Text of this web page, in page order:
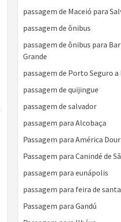
passagem de Maceió para
passagem de ônibus
passagem de ônibus para
Grande
passagem de Porto Seguro
passagem de quijingue
passagem de salvador
passagem para Alcobaça
Passagem para América
Passagem para Canindé de
passagem para eunápolis
passagem para feira de
Passagem para Gandú